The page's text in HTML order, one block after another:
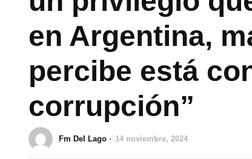
en Argentina,
percibe está
corrupción”
Fm Del Lago 14 noviembre, 2024